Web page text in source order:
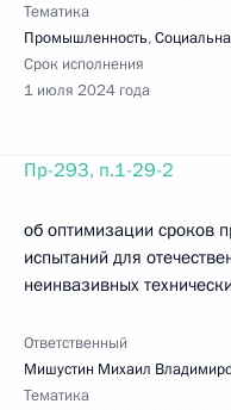
Тематика
Промышленность,
Срок исполнения
1 июля 2024 года
Пр-293, п.1-29-2
об оптимизации сроков
испытаний для
неинвазивных
Ответственный
Мишустин Михаил
Тематика